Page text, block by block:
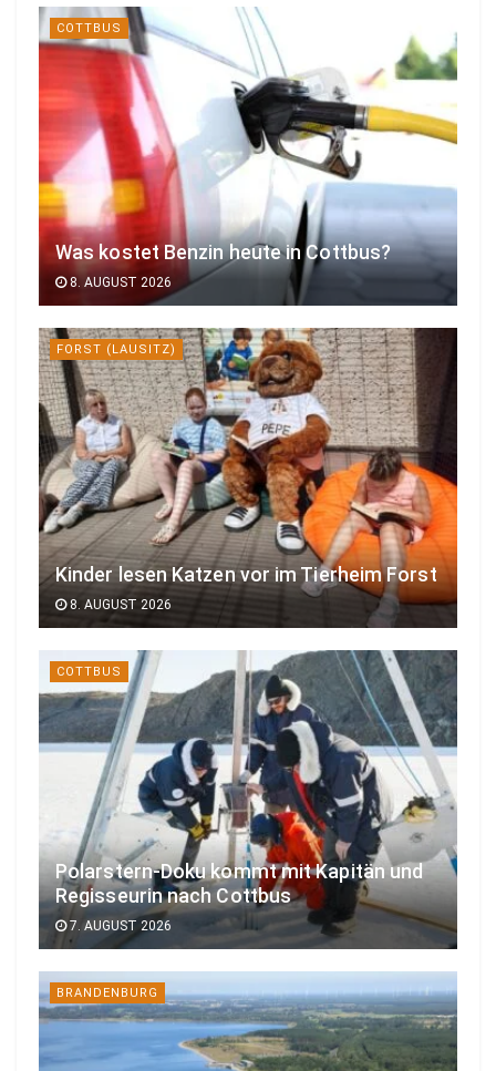
COTTBUS
Was kostet Benzin heute in Cottbus?
8. AUGUST 2026
FORST (LAUSITZ)
Kinder lesen Katzen vor im Tierheim Forst
8. AUGUST 2026
COTTBUS
Polarstern-Doku kommt mit Kapitän und
Regisseurin nach Cottbus
7. AUGUST 2026
BRANDENBURG